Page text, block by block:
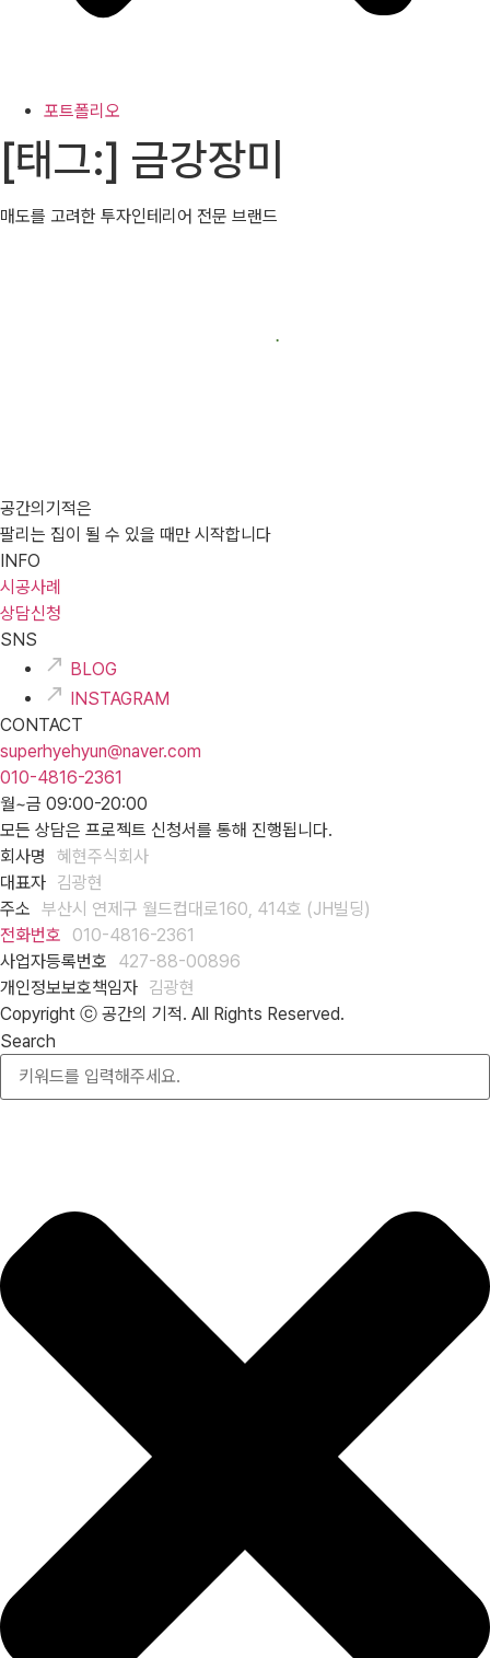
포트폴리오
[태그:] 금강장미
매도를 고려한 투자인테리어 전문 브랜드
공간의기적은
팔리는 집이 될 수 있을 때만 시작합니다
INFO
시공사례
상담신청
SNS
BLOG
INSTAGRAM
CONTACT
superhyehyun@naver.com
010-4816-2361
월~금 09:00-20:00
모든 상담은 프로젝트 신청서를 통해 진행됩니다.
회사명
혜현주식회사
대표자 김광현
주소 부산시 연제구 월드컵대로160, 414호 (JH빌딩)
전화번호
010-4816-2361
사업자등록번호
427-88-00896
개인정보보호책임자 김광현
Copyright ⓒ 공간의 기적. All Rights Reserved.
Search